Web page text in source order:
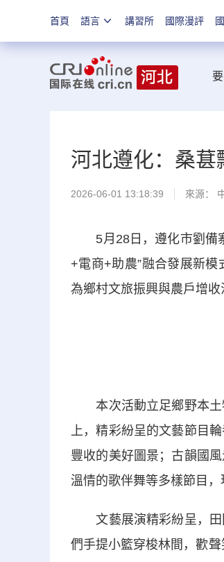
首頁 語言 講習所 國際漫評
河北遵化：桑葚
2026-06-01 13:18:39 來源：
5月28日，遵化市劉備寨
+電商+助農”融合發展新模
為鄉村文旅振興與農戶增收
本次活動立足鄉野本土
上，精彩紛呈的文藝節目
豐收的美好圖景；古韻國
溫情的歌伴舞等多樣節目
文藝展演精彩紛呈，田
們手提小籃穿梭林間，歡